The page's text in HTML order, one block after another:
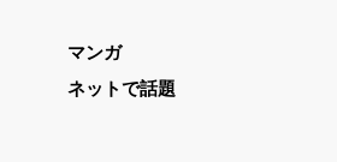
マンガ
ネットで話題